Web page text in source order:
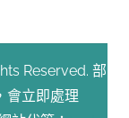
Reserved. 部
會立即處理